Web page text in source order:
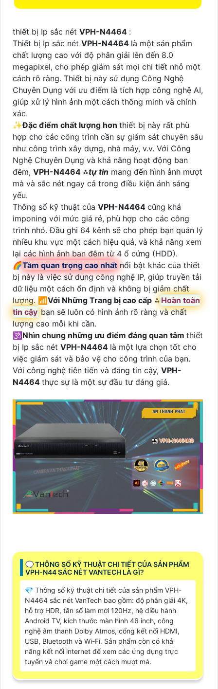
thiết bị Ip sắc nét VPH-N4464 :
Thiết bị Ip sắc nét VPH-N4464 là một sản phẩm
chất lượng cao với độ phân giải lên đến 8.0
megapixel, cho phép giám sát mọi chi tiết nhỏ một
cách rõ ràng. Thiết bị này sử dụng Công Nghệ
Chuyên Dụng với ưu điểm là tích hợp công nghệ AI,
giúp xử lý hình ảnh một cách thông minh và chính
xác.
✨Đặc điểm chất lượng hơn thiết bị này rất phù
hợp cho các công trình cần sự giám sát chuyên sâu
như công trình xây dựng, nhà máy, v.v. Với Công
Nghệ Chuyên Dụng và khả năng hoạt động ban
đêm, VPH-N4464 ⁂tự tin mang đến hình ảnh mượt
mà và sắc nét ngay cả trong điều kiện ánh sáng
yếu.
Thông số kỹ thuật của VPH-N4464 cũng khá
imponing với mức giá rẻ, phù hợp cho các công
trình nhỏ. Đầu ghi 64 kênh sẽ cho phép bạn quản lý
nhiều khu vực một cách hiệu quả, và khả năng xem
lại các hình ảnh ban đêm từ 4 ổ cứng (HDD).
🌈Tầm quan trọng cao nhất nổi bật khác của thiết
bị này là việc sử dụng công nghệ IP, giúp truyền tải
dữ liệu một cách ổn định và không bị giảm chất
lượng. 📶 Với Những Trang bị cao cấp ⁂ Hoàn toàn
tin cậy bạn sẽ luôn có hình ảnh rõ ràng và chất
lượng cao mỗi khi cần.
🕉️ Nhìn chung những ưu điểm đáng quan tâm thiết
bị Ip sắc nét VPH-N4464 là một lựa chọn tốt cho
việc giám sát và bảo vệ cho công trình của bạn.
Với công nghệ tiên tiến và đáng tin cậy, VPH-
N4464 thực sự là một sự đầu tư đáng giá.
🗨️ THÔNG SỐ KỸ THUẬT CHI TIẾT CỦA SẢN PHẨM
VPH-N44 SẮC NÉT VANTECH LÀ GÌ?
💎 Thông số kỹ thuật chi tiết của sản phẩm VPH-
N4464 sắc nét VanTech bao gồm: độ phân giải 4K,
hỗ trợ HDR, tần số làm mới 120Hz, hệ điều hành
Android TV, kích thước màn hình 46 inch, công
nghệ âm thanh Dolby Atmos, cổng kết nối HDMI,
USB, Bluetooth và Wi-Fi. Sản phẩm còn có khả
năng kết nối internet để xem các ứng dụng trực
tuyến và chơi game một cách mượt mà.